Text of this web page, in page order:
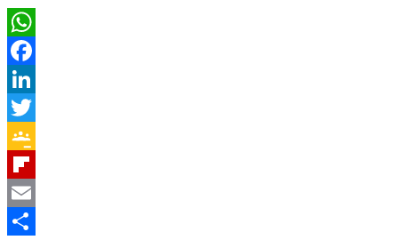
WhatsApp
Facebook
LinkedIn
Twitter
Google
Classroom
Flipboard
Email